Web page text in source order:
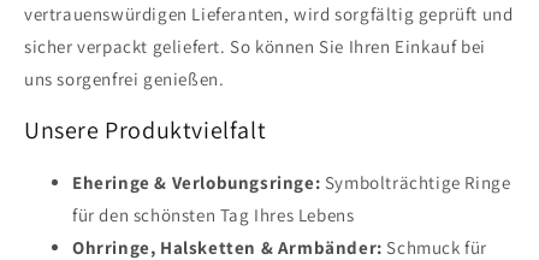
vertrauenswürdigen Lieferanten, wird sorgfältig geprüft und
sicher verpackt geliefert. So können Sie Ihren Einkauf bei
uns sorgenfrei genießen.
Unsere Produktvielfalt
Eheringe & Verlobungsringe: Symbolträchtige Ringe
für den schönsten Tag Ihres Lebens
Ohrringe, Halsketten & Armbänder: Schmuck für